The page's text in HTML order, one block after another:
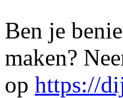
Ben je
maken?
op https://